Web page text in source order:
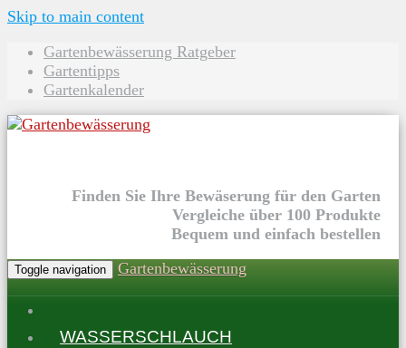
Skip to main content
Gartenbewässerung Ratgeber
Gartentipps
Gartenkalender
Finden Sie Ihre Bewäserung für den Garten
Vergleiche über 100 Produkte
Bequem und einfach bestellen
Toggle navigation Gartenbewässerung
WASSERSCHLAUCH